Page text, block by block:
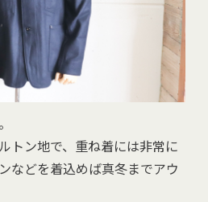
トン地で、重ね着には非常に
などを着込めば真冬までアウ